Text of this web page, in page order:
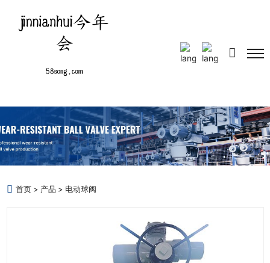
Select Language
首页 产品 电动球阀